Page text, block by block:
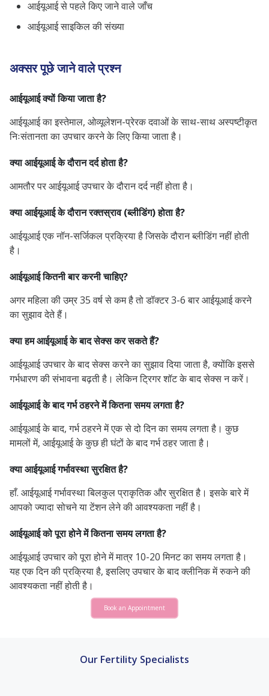
आईयूआई से पहले किए जाने वाले जाँच
आईयूआई साइकिल की संख्या
अक्सर पूछे जाने वाले प्रश्न
आईयूआई क्यों किया जाता है?
आईयूआई का इस्तेमाल, ओव्यूलेशन-प्रेरक दवाओं के साथ-साथ अस्पष्टीकृत
निःसंतानता का उपचार करने के लिए किया जाता है।
क्या आईयूआई के दौरान दर्द होता है?
आमतौर पर आईयूआई उपचार के दौरान दर्द नहीं होता है।
क्या आईयूआई के दौरान रक्तस्राव (ब्लीडिंग) होता है?
आईयूआई एक नॉन-सर्जिकल प्रक्रिया है जिसके दौरान ब्लीडिंग नहीं होती
है।
आईयूआई कितनी बार करनी चाहिए?
अगर महिला की उम्र 35 वर्ष से कम है तो डॉक्टर 3-6 बार आईयूआई करने
का सुझाव देते हैं।
क्या हम आईयूआई के बाद सेक्स कर सकते हैं?
आईयूआई उपचार के बाद सेक्स करने का सुझाव दिया जाता है, क्योंकि इससे
गर्भधारण की संभावना बढ़ती है। लेकिन ट्रिगर शॉट के बाद सेक्स न करें।
आईयूआई के बाद गर्भ ठहरने में कितना समय लगता है?
आईयूआई के बाद, गर्भ ठहरने में एक से दो दिन का समय लगता है। कुछ
मामलों में, आईयूआई के कुछ ही घंटों के बाद गर्भ ठहर जाता है।
क्या आईयूआई गर्भावस्था सुरक्षित है?
हाँ. आईयूआई गर्भावस्था बिलकुल प्राकृतिक और सुरक्षित है। इसके बारे में
आपको ज्यादा सोचने या टेंशन लेने की आवश्यकता नहीं है।
आईयूआई को पूरा होने में कितना समय लगता है?
आईयूआई उपचार को पूरा होने में मात्र 10-20 मिनट का समय लगता है।
यह एक दिन की प्रक्रिया है, इसलिए उपचार के बाद क्लीनिक में रुकने की
आवश्यकता नहीं होती है।
Book an Appointment
Our Fertility Specialists